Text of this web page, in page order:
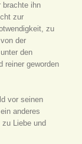
brachte ihn
zur
zu
der
den
reiner geworden
vor seinen
anderes
Liebe und